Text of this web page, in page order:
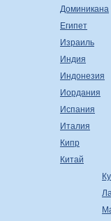
Доминикана
Египет
Израиль
Индия
Индонезия
Иордания
Испания
Италия
Кипр
Китай